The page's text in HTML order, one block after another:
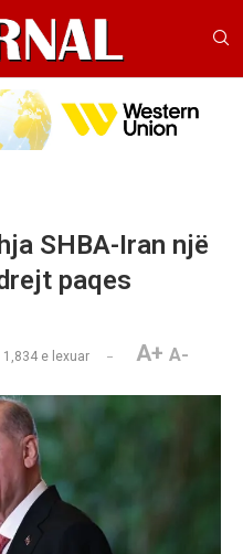
SHBA-Iran një
paqes
1,834 e lexuar A+ A-